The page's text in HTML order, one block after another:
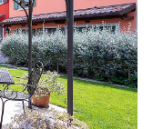
Place de